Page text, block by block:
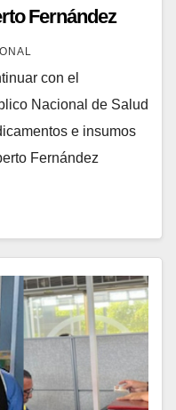
Fernández
con el
Nacional de Salud
e insumos
Fernández